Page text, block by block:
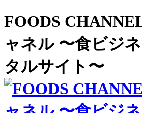
FOODS
ャネル 〜食ビジ
タルサイト〜